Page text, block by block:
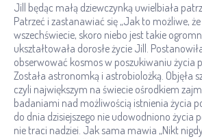
Jill będąc małą dziewczynką uwielbiała
Patrzeć i zastanawiać się „Jak to możliwe,
wszechświecie, skoro niebo jest takie
ukształtowała dorosłe życie Jill.
obserwować kosmos w poszukiwaniu życia
Została astronomką i astrobiolożką. Objęła
czyli największym na świecie ośrodkiem
badaniami nad możliwością istnienia życia
do dnia dzisiejszego nie udowodniono życia
nie traci nadziei. Jak sama mawia „Nikt